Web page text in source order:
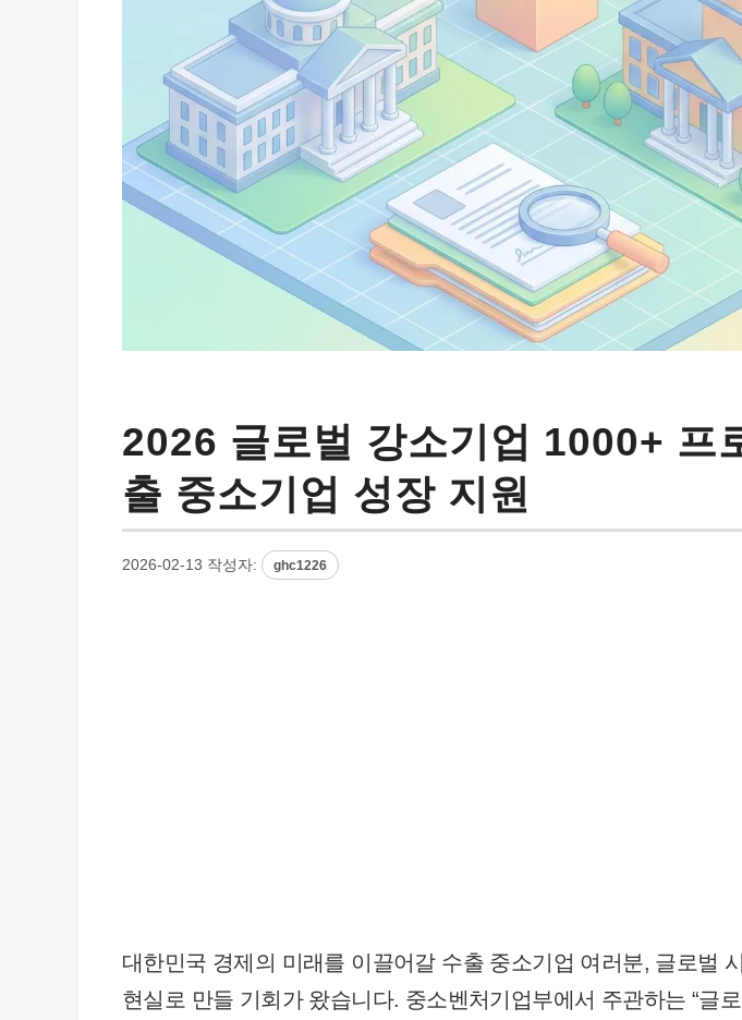
2026 글로벌 강소기업 1000+ 프
출 중소기업 성장 지원
2026-02-13 작성자: ghc1226
대한민국 경제의 미래를 이끌어갈 수출 중소기업 여러분, 글로벌
현실로 만들 기회가 왔습니다. 중소벤처기업부에서 주관하는 “글